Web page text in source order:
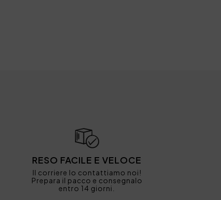
RESO FACILE E VELOCE
Il corriere lo contattiamo noi!
Prepara il pacco e consegnalo
entro 14 giorni.